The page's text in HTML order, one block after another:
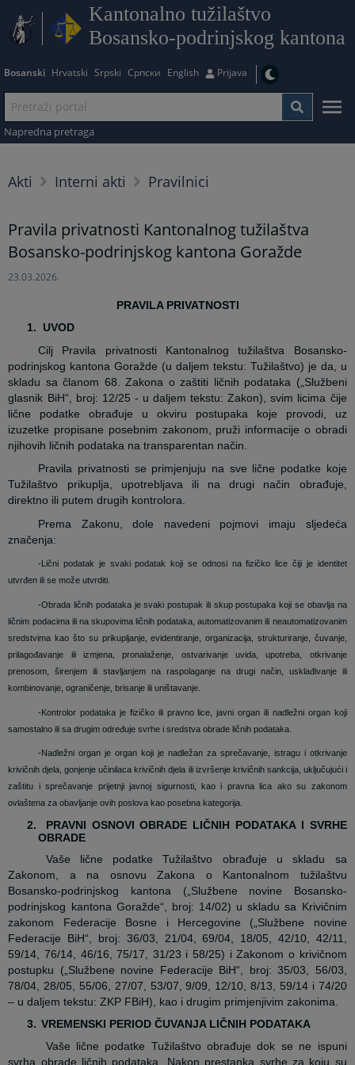
Kantonalno tužilaštvo
Bosansko-podrinjskog kantona
Bosanski Hrvatski Srpski Српски English Prijava
Napredna pretraga
Akti Interni akti Pravilnici
Pravila privatnosti Kantonalnog tužilaštva
Bosansko-podrinjskog kantona Goražde
23.03.2026.
PRAVILA PRIVATNOSTI
1.
UVOD
Cilj Pravila privatnosti Kantonalnog tužilaštva Bosansko-
podrinjskog kantona Goražde (u daljem tekstu: Tužilaštvo) je da, u
skladu sa članom 68. Zakona o zaštiti ličnih podataka („Službeni
glasnik BiH“, broj: 12/25 - u daljem tekstu: Zakon), svim licima čije
lične podatke obrađuje u okviru postupaka koje provodi, uz
izuzetke propisane posebnim zakonom, pruži informacije o obradi
njihovih ličnih podataka na transparentan način.
Pravila privatnosti se primjenjuju na sve lične podatke koje
Tužilaštvo prikuplja, upotrebljava ili na drugi način obrađuje,
direktno ili putem drugih kontrolora.
Prema Zakonu, dole navedeni pojmovi imaju sljedeća
značenja:
-Lični podatak je svaki podatak koji se odnosi na fizičko lice čiji je identitet
utvrđen ili se može utvrditi.
-Obrada ličnih podataka je svaki postupak ili skup postupaka koji se obavlja na
ličnim podacima ili na skupovima ličnih podataka, automatizovanim ili neautomatizovanim
sredstvima kao što su prikupljanje, evidentiranje, organizacija, strukturiranje, čuvanje,
prilagođavanje ili izmjena, pronalaženje, ostvarivanje uvida, upotreba, otkrivanje
prenosom, širenjem ili stavljanjem na raspolaganje na drugi način, usklađivanje ili
kombinovanje, ograničenje, brisanje ili uništavanje.
-Kontrolor podataka je fizičko ili pravno lice, javni organ ili nadležni organ koji
samostalno ili sa drugim određuje svrhe i sredstva obrade ličnih podataka.
-Nadležni organ je organ koji je nadležan za sprečavanje, istragu i otkrivanje
krivičnih djela, gonjenje učinilaca krivičnih djela ili izvršenje krivičnih sankcija, uključujući i
zaštitu i sprečavanje prijetnji javnoj sigurnosti, kao i pravna lica ako su zakonom
ovlaštena za obavljanje ovih poslova kao posebna kategorija.
2.
PRAVNI OSNOVI OBRADE LIČNIH PODATAKA I SVRHE
OBRADE
Vaše lične podatke Tužilaštvo obrađuje u skladu sa
Zakonom, a na osnovu Zakona o Kantonalnom tužilaštvu
Bosansko-podrinjskog kantona („Službene novine Bosansko-
podrinjskog kantona Goražde“, broj: 14/02) u skladu sa Krivičnim
zakonom Federacije Bosne i Hercegovine („Službene novine
Federacije BiH“, broj: 36/03, 21/04, 69/04, 18/05, 42/10, 42/11,
59/14, 76/14, 46/16, 75/17, 31/23 i 58/25) i Zakonom o krivičnom
postupku („Službene novine Federacije BiH“, broj: 35/03, 56/03,
78/04, 28/05, 55/06, 27/07, 53/07, 9/09, 12/10, 8/13, 59/14 i 74/20
– u daljem tekstu: ZKP FBiH), kao i drugim primjenjivim zakonima.
3. VREMENSKI PERIOD ČUVANJA LIČNIH PODATAKA
Vaše lične podatke Tužilaštvo obrađuje dok se ne ispuni
svrha obrade ličnih podataka. Nakon prestanka svrhe za koju su